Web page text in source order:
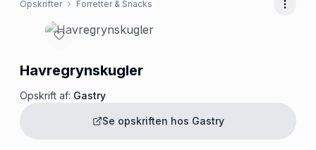
Opskrifter Forretter & Snacks Flere
Havregrynskugler
Opskrift af: Gastry
Se opskriften hos Gastry